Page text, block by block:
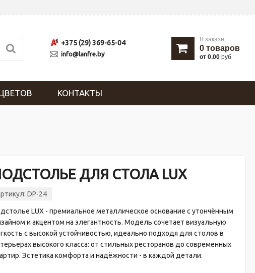
+375 (29) 369-65-04
info@lanfre.by
В заказе:
0 товаров
от 0.00 руб
КОНТАКТЫ
ДЛЯ СТОЛА LUX
DP-24
LUX - премиальное металлическое основание с утончённым
и акцентом на элегантность. Модель сочетает визуальную
с высокой устойчивостью, идеально подходя для столов в
высокого класса: от стильных ресторанов до современных
Эстетика комфорта и надёжности - в каждой детали.